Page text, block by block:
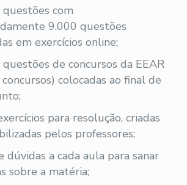
questões com
9.000 questões
em exercícios online;
questões de concursos da EEAR
colocadas ao final de
para resolução, criadas
pelos professores;
dúvidas a cada aula para sanar
sobre a matéria;